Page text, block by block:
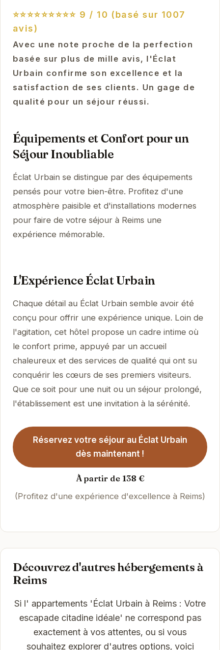
⭐⭐⭐⭐⭐⭐⭐⭐⭐ 9 / 10 (basé sur 1007
avis)
Avec une note proche de la perfection
basée sur plus de mille avis, l'Éclat
Urbain confirme son excellence et la
satisfaction de ses clients. Un gage de
qualité pour un séjour réussi.
Équipements et Confort pour un
Séjour Inoubliable
Éclat Urbain se distingue par des équipements
pensés pour votre bien-être. Profitez d'une
atmosphère paisible et d'installations modernes
pour faire de votre séjour à Reims une
expérience mémorable.
L'Expérience Éclat Urbain
Chaque détail au Éclat Urbain semble avoir été
conçu pour offrir une expérience unique. Loin de
l'agitation, cet hôtel propose un cadre intime où
le confort prime, appuyé par un accueil
chaleureux et des services de qualité qui ont su
conquérir les cœurs de ses premiers visiteurs.
Que ce soit pour une nuit ou un séjour prolongé,
l'établissement est une invitation à la sérénité.
Réservez votre séjour au Éclat Urbain
dès maintenant !
À partir de 138 €
(Profitez d'une expérience d'excellence à Reims)
Découvrez d'autres hébergements à
Reims
Si l' appartements 'Éclat Urbain à Reims : Votre
escapade citadine idéale' ne correspond pas
exactement à vos attentes, ou si vous
souhaitez explorer d'autres options, voici